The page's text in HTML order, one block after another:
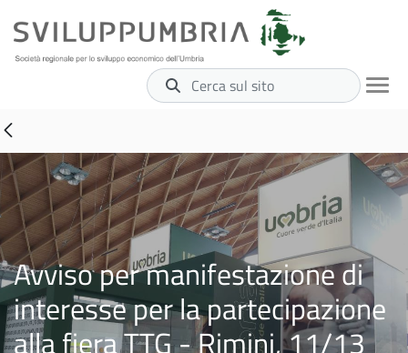
Cerca sul sito
Avviso per manifestazione di
interesse per la partecipazione
alla fiera TTG - Rimini, 11/13